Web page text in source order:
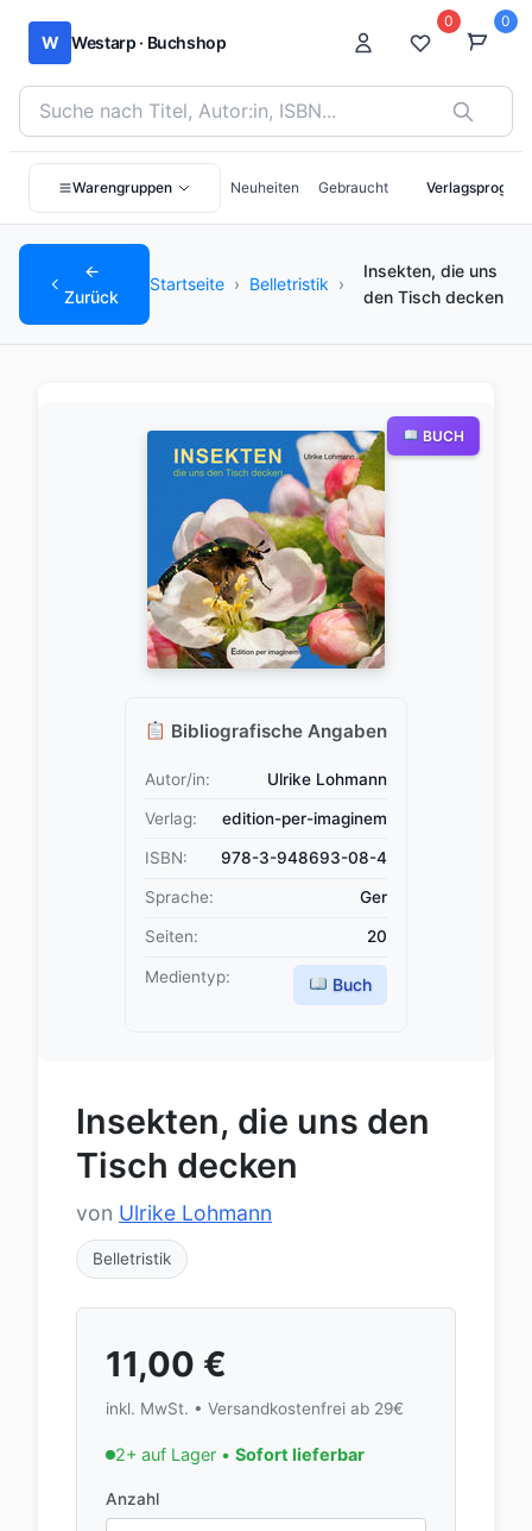
W Westarp · Buchshop
Bücher suchen nach Titel, Autor:in oder ISBN
0 0
Warengruppen Neuheiten Gebraucht
←
Zurück
Startseite › Belletristik ›
Insekten, die uns
den Tisch decken
Bibliografische Angaben
Autor/in: Ulrike Lohmann
Verlag: edition-per-imaginem
ISBN: 978-3-948693-08-4
Sprache: Ger
Seiten: 20
Medientyp: Buch
BUCH
Insekten, die uns den
Tisch decken
von Ulrike Lohmann
Belletristik
11,00 €
inkl. MwSt. • Versandkostenfrei ab 29€
2+ auf Lager • Sofort lieferbar
Anzahl